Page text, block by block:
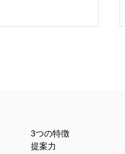
ケージも永和紙
3つの特徴
提案力